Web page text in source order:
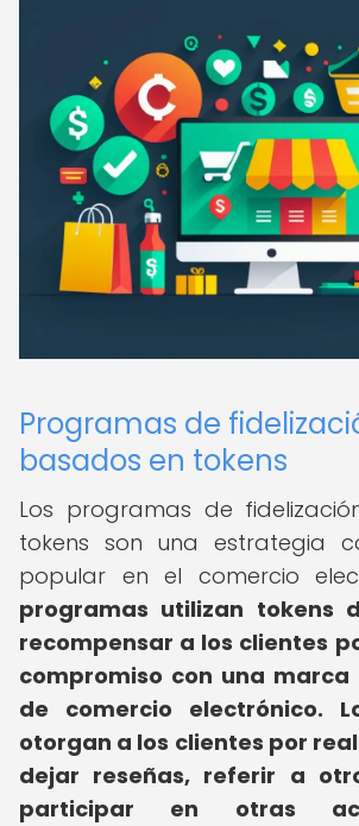
Programas de
basados en tokens
Los programas de
tokens son una estrategia
popular en el comercio
programas utilizan tokens
recompensar a los clientes
compromiso con una
de comercio electrónico.
otorgan a los clientes por
dejar reseñas, referir a
participar en otras